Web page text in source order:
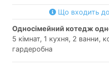
Що входить до
односімейний котедж
5 кімнат, 1 кухня, 2 ванни,
гардеробна